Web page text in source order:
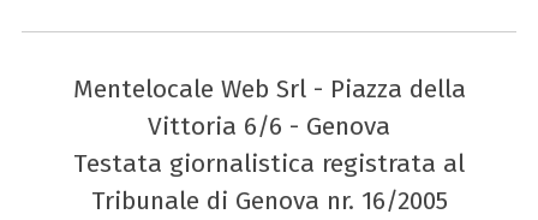
Mentelocale Web Srl - Piazza della
Vittoria 6/6 - Genova
Testata giornalistica registrata al
Tribunale di Genova nr. 16/2005